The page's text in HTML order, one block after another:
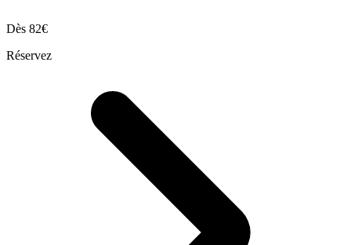
Dès 82€
Réservez